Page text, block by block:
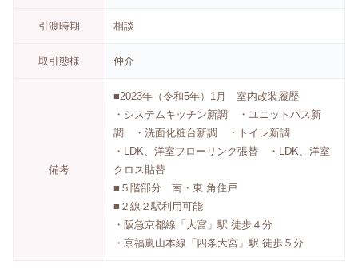
引渡時期 相談
取引態様 仲介
備考
■2023年（令和5年）1月 室内改装履歴
・システムキッチン新調 ・ユニットバス新
調 ・洗面化粧台新調 ・トイレ新調
・LDK、洋室フローリング張替 ・LDK、洋室
クロス貼替
■５階部分 南・東 角住戸
■２線２駅利用可能
・阪急京都線「大宮」駅 徒歩４分
・京福嵐山本線「四条大宮」駅 徒歩５分